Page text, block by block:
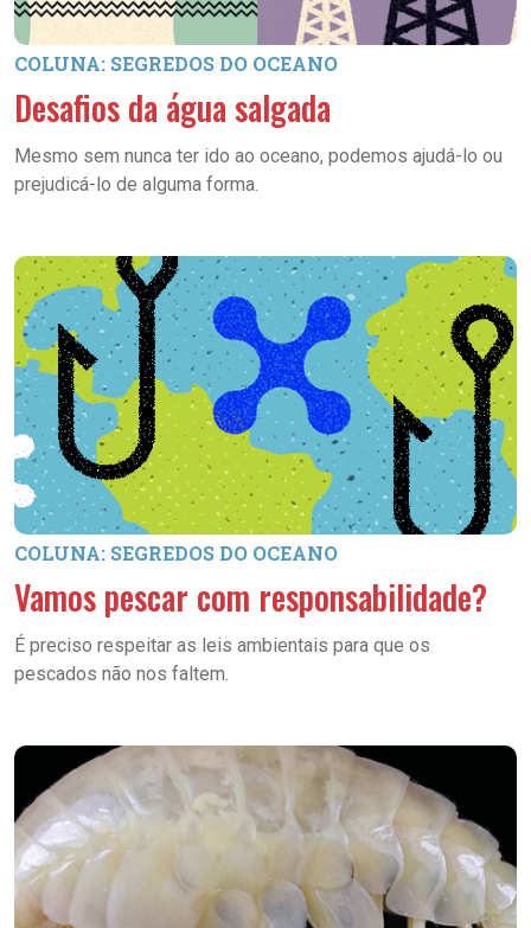
COLUNA: SEGREDOS DO OCEANO
Desafios da água salgada
Mesmo sem nunca ter ido ao oceano, podemos ajudá-lo ou
prejudicá-lo de alguma forma.
COLUNA: SEGREDOS DO OCEANO
Vamos pescar com responsabilidade?
É preciso respeitar as leis ambientais para que os
pescados não nos faltem.